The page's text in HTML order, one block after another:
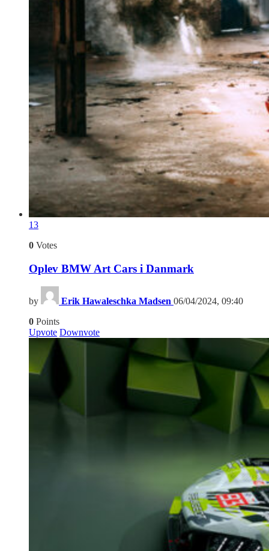
13
0 Votes
Oplev BMW Art Cars i Danmark
by Erik Hawaleschka Madsen 06/04/2024, 09:40
0 Points
Upvote Downvote